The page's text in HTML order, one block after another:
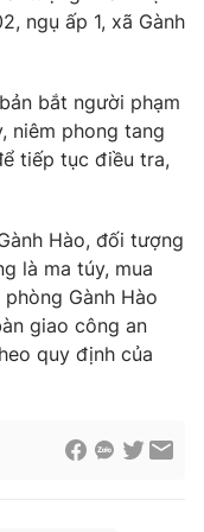
Nam
số 483/GP-BTTTT
Phạm Quốc Thắng,
ngụ ấp 1, xã Gành
bắt người phạm
niêm phong tang
tiếp tục điều tra,
Hào, đối tượng
là ma túy, mua
Gành Hào
giao công an
quy định của